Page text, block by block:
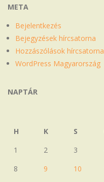
META
Bejelentkezés
Bejegyzések hírcsatorna
Hozzászólások hírcsatorna
WordPress Magyarország
NAPTÁR
H
K S
1
2 3
8
9 10